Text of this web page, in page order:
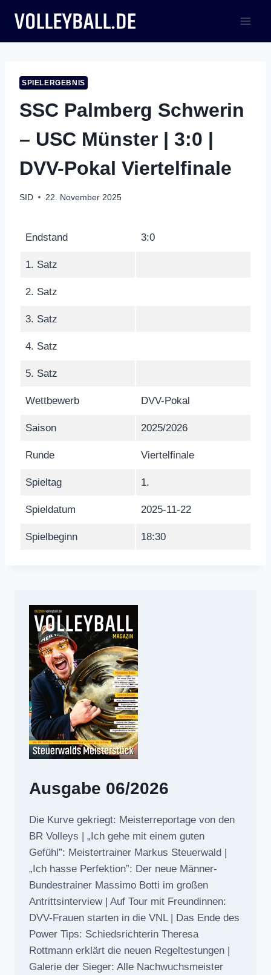
Inhalt
springen
SPIELERGEBNIS
SSC Palmberg Schwerin
– USC Münster | 3:0 |
DVV-Pokal Viertelfinale
SID 22. November 2025
Endstand 3:0
1. Satz
2. Satz
3. Satz
4. Satz
5. Satz
Wettbewerb DVV-Pokal
Saison 2025/2026
Runde Viertelfinale
Spieltag 1.
Spieldatum 2025-11-22
Spielbeginn 18:30
Ausgabe 06/2026
Die Kurve gekriegt: Meisterreportage von den
BR Volleys | „Ich gehe mit einem guten
Gefühl”: Meistertrainer Markus Steuerwald |
„Ich hasse Perfektion”: Der neue Männer-
Bundestrainer Massimo Botti im großen
Antrittsinterview | Auf Tour mit Freundinnen:
DVV-Frauen starten in die VNL | Das Ende des
Power Tips: Schiedsrichterin Theresa
Rottmann erklärt die neuen Regeltestungen |
Galerie der Sieger: Alle Nachwuchsmeister